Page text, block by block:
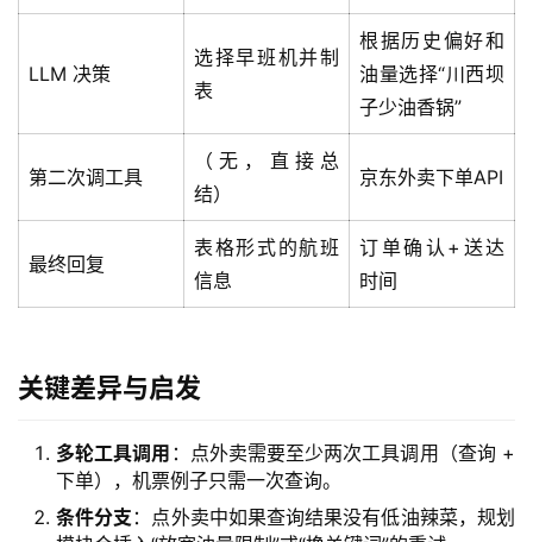
LLM 决策
选择早班机并制
表
根据历史偏好和
油量选择“川西坝
子少油香锅”
第二次调工具
（无，直接总
结）
京东外卖下单API
最终回复
表格形式的航班
信息
订单确认+送达
时间
关键差异与启发
多轮工具调用 ：点外卖需要至少两次工具调用（查询 +
下单），机票例子只需一次查询。
条件分支：点外卖中如果查询结果没有低油辣菜，规划